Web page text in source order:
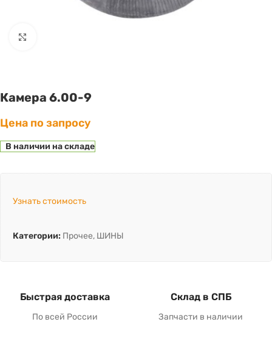
Камера 6.00-9
Цена по запросу
В наличии на складе
Узнать стоимость
Категории: Прочее, ШИНЫ
Быстрая доставка
По всей России
Склад в СПБ
Запчасти в наличии